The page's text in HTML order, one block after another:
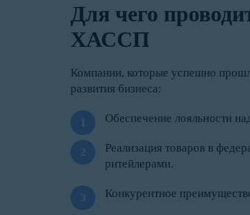
Для чего
ХАССП
Компании, которые успешно
развития бизнеса:
Обеспечение лояльности
Реализация товаров в
ритейлерами.
Конкурентное